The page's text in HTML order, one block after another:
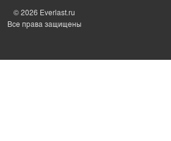
© 2026 Everlast.ru
Все права защищены